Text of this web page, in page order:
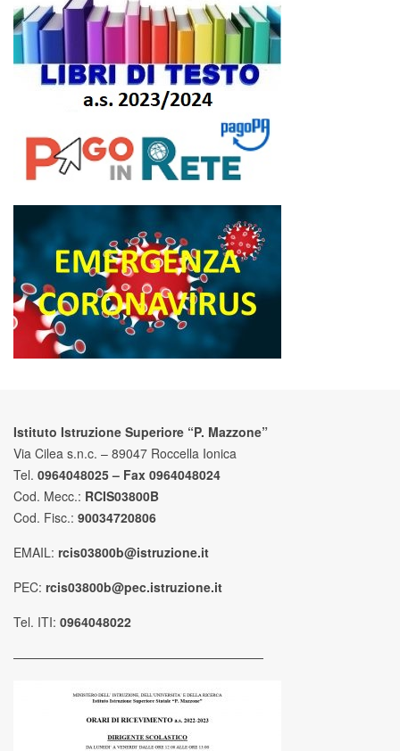
Istituto Istruzione Superiore “P. Mazzone”
Via Cilea s.n.c. – 89047 Roccella Ionica
Tel. 0964048025 – Fax 0964048024
Cod. Mecc.: RCIS03800B
Cod. Fisc.: 90034720806
EMAIL: rcis03800b@istruzione.it
PEC: rcis03800b@pec.istruzione.it
Tel. ITI: 0964048022
————————————————————